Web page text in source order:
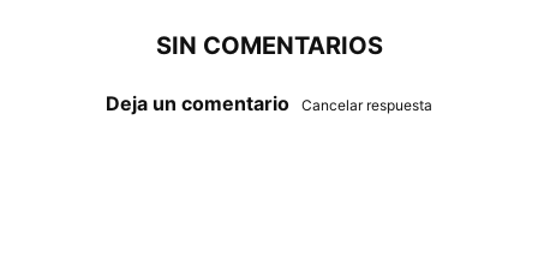
SIN COMENTARIOS
Deja un comentario Cancelar respuesta